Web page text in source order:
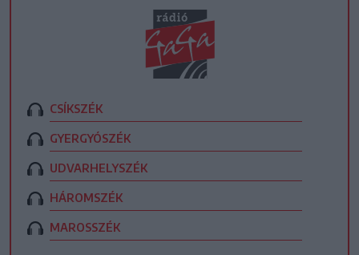
CSÍKSZÉK
GYERGYÓSZÉK
UDVARHELYSZÉK
HÁROMSZÉK
MAROSSZÉK